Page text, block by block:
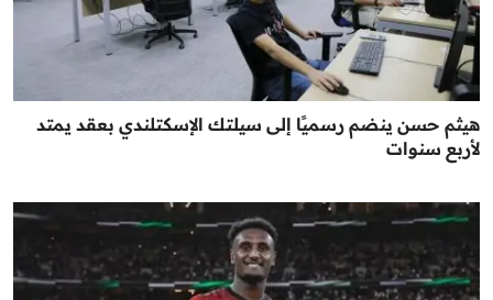
هيثم حسن ينضم رسميًا إلى سيلتك الإسكتلندي بعقد يمتد
لأربع سنوات